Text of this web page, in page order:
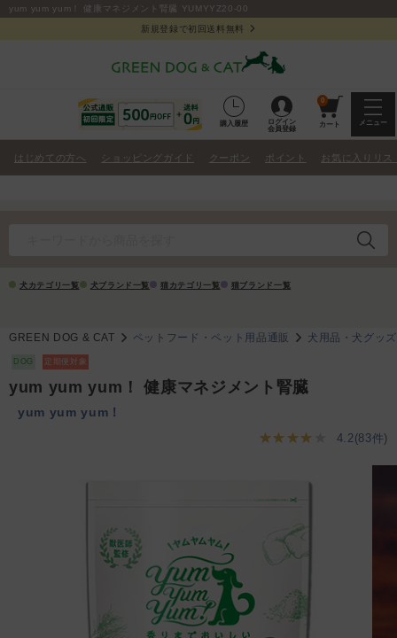
yum yum yum！ 健康マネジメント腎臓 YUMYYZ20-00
新規登録で初回送料無料
購入履歴
ログイン
会員登録
0
カート メニュー
はじめての方へ ショッピングガイド クーポン ポイント お気に入りリス
犬カテゴリ一覧 犬ブランド一覧 猫カテゴリ一覧 猫ブランド一覧
GREEN DOG & CAT ペットフード・ペット用品通販 犬用品・犬グッズ
DOG 定期便対象
yum yum yum！ 健康マネジメント腎臓
yum yum yum！
★★★★★ 4.2(83件)